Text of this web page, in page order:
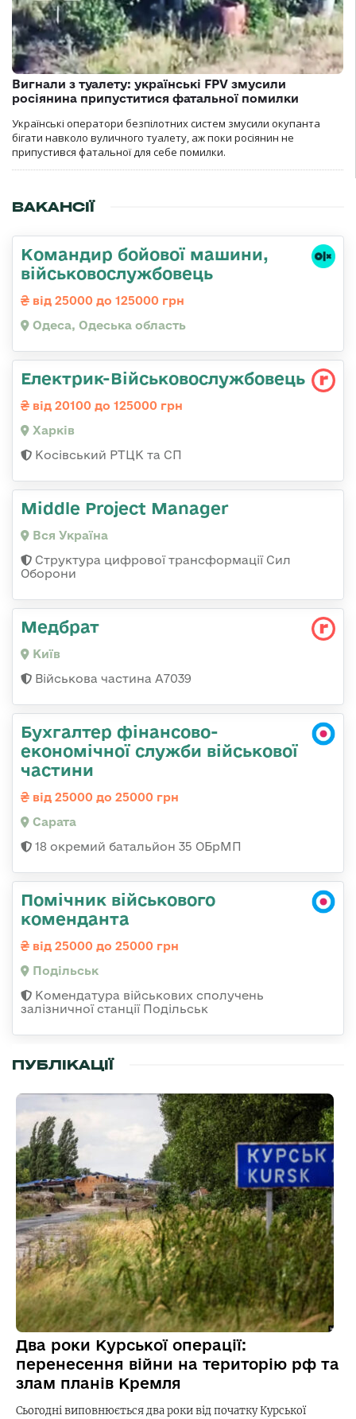
Вигнали з туалету: українські FPV змусили
росіянина припуститися фатальної помилки
Українські оператори безпілотних систем змусили окупанта
бігати навколо вуличного туалету, аж поки росіянин не
припустився фатальної для себе помилки.
ВАКАНСІЇ
Командиp бойової машини,
військовослужбовець
від 25000 до 125000 грн
Одеса, Одеська область
Електрик-Військовослужбовець
від 20100 до 125000 грн
Харків
Косівський РТЦК та СП
Middle Project Manager
Вся Україна
Структура цифрової трансформації Сил
Оборони
Медбрат
Київ
Військова частина А7039
Бухгалтер фінансово-
економічної служби військової
частини
від 25000 до 25000 грн
Сарата
18 окремий батальйон 35 ОБрМП
Помічник військового
коменданта
від 25000 до 25000 грн
Подільськ
Комендатура військових сполучень
залізничної станції Подільськ
ПУБЛІКАЦІЇ
Два роки Курської операції:
перенесення війни на територію рф та
злам планів Кремля
Сьогодні виповнюється два роки від початку Курської